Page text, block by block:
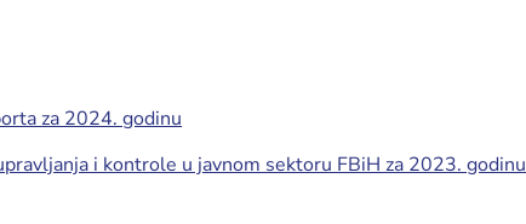
za 2024. godinu
i kontrole u javnom sektoru FBiH za 2023. godinu